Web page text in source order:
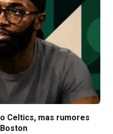
Celtics, mas rumores